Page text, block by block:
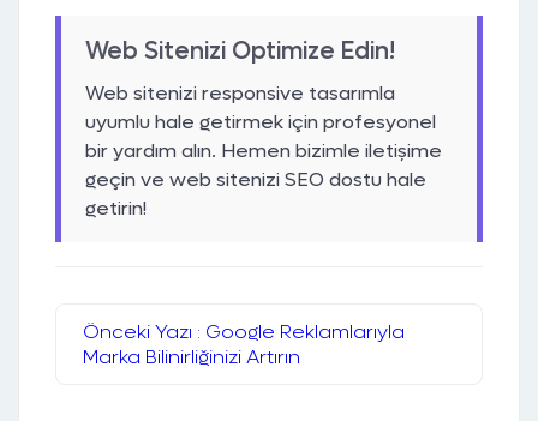
Web Sitenizi Optimize Edin!
Web sitenizi responsive tasarımla
uyumlu hale getirmek için profesyonel
bir yardım alın. Hemen bizimle iletişime
geçin ve web sitenizi SEO dostu hale
getirin!
Önceki Yazı : Google Reklamlarıyla
Marka Bilinirliğinizi Artırın